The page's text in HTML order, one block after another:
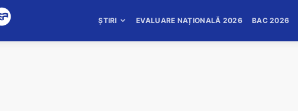
ȘTIRI EVALUARE NAȚIONALĂ 2026 BAC 2026